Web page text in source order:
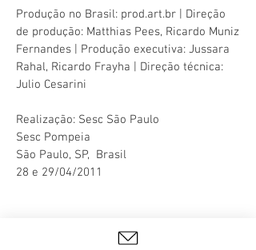
Produção no Brasil: prod.art.br | Direção
de produção: Matthias Pees, Ricardo Muniz
Fernandes | Produção executiva: Jussara
Rahal, Ricardo Frayha | Direção técnica:
Julio Cesarini
Realização: Sesc São Paulo
Sesc Pompeia
São Paulo, SP, Brasil
28 e 29/04/2011